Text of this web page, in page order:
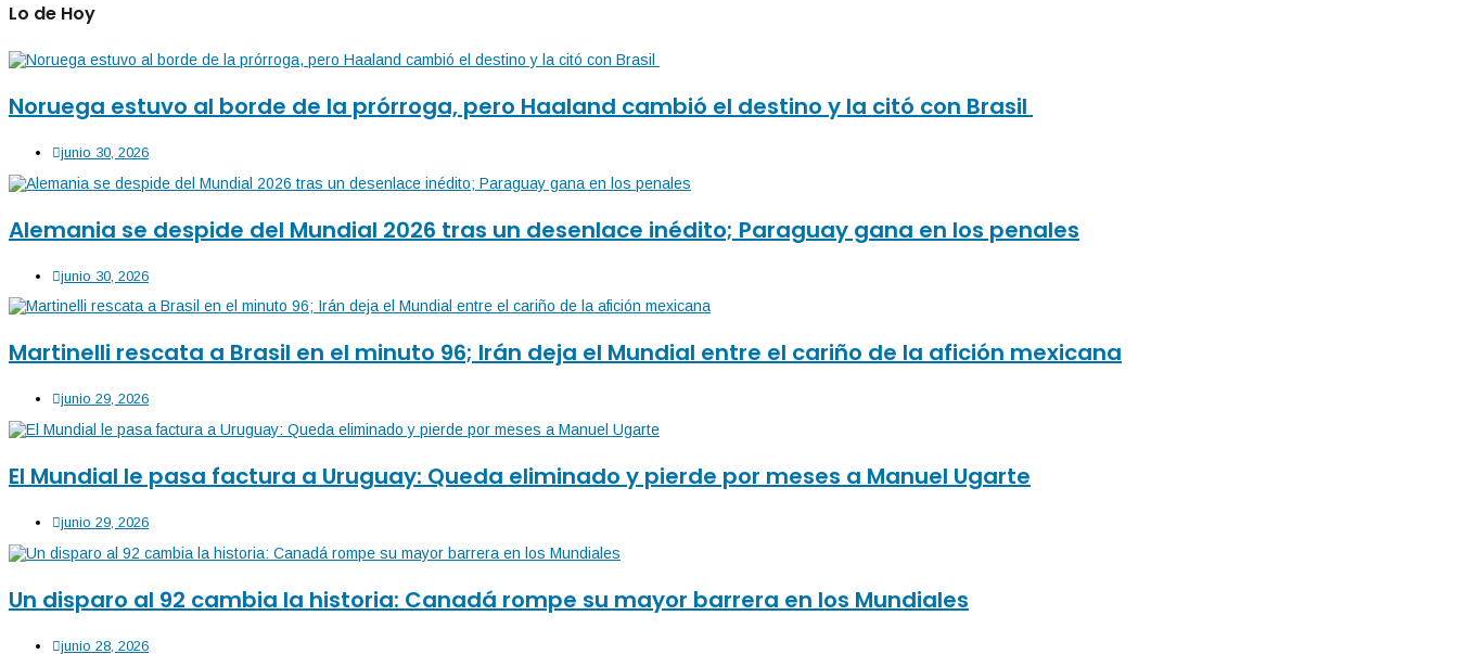
Lo de Hoy
Noruega estuvo al borde de la prórroga, pero Haaland cambió el destino y la citó con Brasil
junio 30, 2026
Alemania se despide del Mundial 2026 tras un desenlace inédito; Paraguay gana en los penales
junio 30, 2026
Martinelli rescata a Brasil en el minuto 96; Irán deja el Mundial entre el cariño de la afición mexicana
junio 29, 2026
El Mundial le pasa factura a Uruguay: Queda eliminado y pierde por meses a Manuel Ugarte
junio 29, 2026
Un disparo al 92 cambia la historia: Canadá rompe su mayor barrera en los Mundiales
junio 28, 2026